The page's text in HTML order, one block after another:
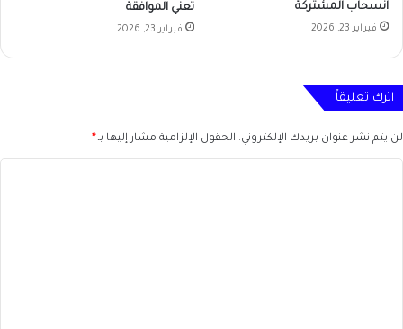
انسحاب المشتركة
فبراير 23, 2026
تعني الموافقة
فبراير 23, 2026
اترك تعليقاً
لن يتم نشر عنوان بريدك الإلكتروني. الحقول الإلزامية مشار إليها بـ*